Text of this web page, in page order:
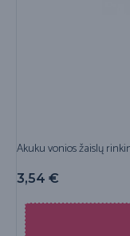
Akuku vonios žaislų
3,54 €